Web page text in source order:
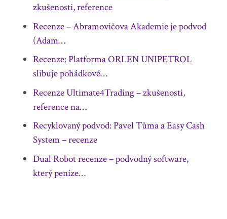
zkušenosti, reference
Recenze – Abramovičova Akademie je podvod
(Adam…
Recenze: Platforma ORLEN UNIPETROL
slibuje pohádkové…
Recenze Ultimate4Trading – zkušenosti,
reference na…
Recyklovaný podvod: Pavel Tůma a Easy Cash
System – recenze
Dual Robot recenze – podvodný software,
který peníze…